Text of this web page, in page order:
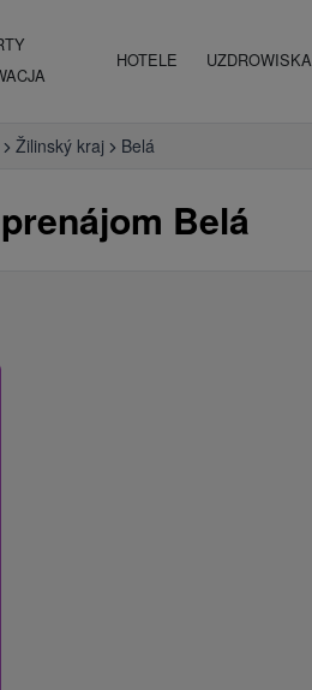
HOTELE UZDROWISKA
Žilinský kraj Belá
Belá
hotelu.